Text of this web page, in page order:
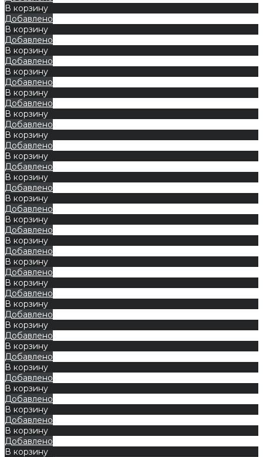
В корзину
Добавлено
В корзину
Добавлено
В корзину
Добавлено
В корзину
Добавлено
В корзину
Добавлено
В корзину
Добавлено
В корзину
Добавлено
В корзину
Добавлено
В корзину
Добавлено
В корзину
Добавлено
В корзину
Добавлено
В корзину
Добавлено
В корзину
Добавлено
В корзину
Добавлено
В корзину
Добавлено
В корзину
Добавлено
В корзину
Добавлено
В корзину
Добавлено
В корзину
Добавлено
В корзину
Добавлено
В корзину
Добавлено
В корзину